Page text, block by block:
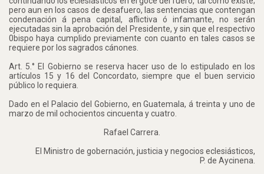
pero aun en los casos de desafuero, las sentencias que contengan
condenación á pena capital, aflictiva ó infamante, no serán
ejecutadas sin la aprobación del Presidente, y sin que el respectivo
0bispo haya cumplido previamente con cuanto en tales casos se
requiere por los sagrados cánones.
Art. 5.° El Gobierno se reserva hacer uso de lo estipulado en los
artículos 15 y 16 del Concordato, siempre que el buen servicio
público lo requiera.
Dado en el Palacio del Gobierno, en Guatemala, á treinta y uno de
marzo de mil ochocientos cincuenta y cuatro.
Rafael Carrera.
El Ministro de gobernación, justicia y negocios eclesiásticos,
P. de Aycinena.